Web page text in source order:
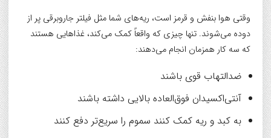
وقتی هوا بنفش و قرمز است، ریه‌های شما مثل فیلتر جاروبرقی پر از
دوده می‌شوند. تنها چیزی که واقعاً کمک می‌کند، غذاهایی هستند
که سه کار همزمان انجام می‌دهند:
ضدالتهاب قوی باشند
آنتی‌اکسیدان فوق‌العاده بالایی داشته باشند
به کبد و ریه کمک کنند سموم را سریع‌تر دفع کنند